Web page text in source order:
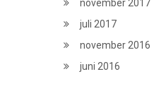
november 2017
juli 2017
november 2016
juni 2016